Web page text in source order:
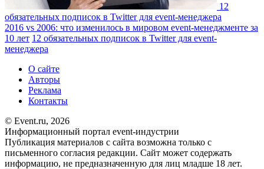
12
обязательных подписок в Twitter для event-менеджера
2016 vs 2006: что изменилось в мировом event-менеджменте за
10 лет 12 обязательных подписок в Twitter для event-
менеджера
О сайте
Авторы
Реклама
Контакты
© Event.ru, 2026
Информационный портал event-индустрии
Публикация материалов с сайта возможна только с
письменного согласия редакции. Сайт может содержать
информацию, не предназначенную для лиц младше 18 лет.